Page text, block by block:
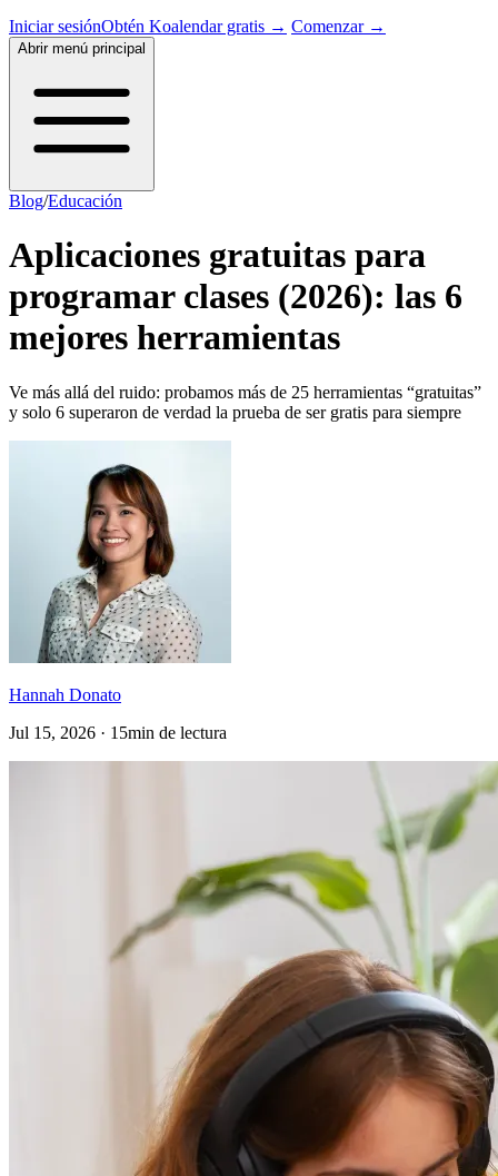
Iniciar sesiónObtén Koalendar gratis → Comenzar →
Abrir menú principal
Blog/Educación
Aplicaciones gratuitas para
programar clases (2026): las 6
mejores herramientas
Ve más allá del ruido: probamos más de 25 herramientas “gratuitas”
y solo 6 superaron de verdad la prueba de ser gratis para siempre
Hannah Donato
Jul 15, 2026 · 15min de lectura